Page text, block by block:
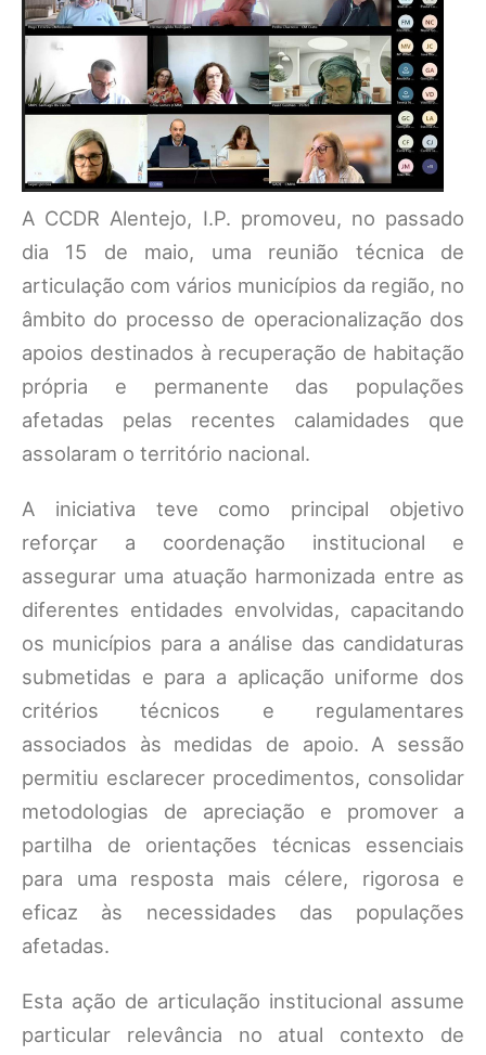
A CCDR Alentejo, I.P. promoveu, no passado
dia 15 de maio, uma reunião técnica de
articulação com vários municípios da região, no
âmbito do processo de operacionalização dos
apoios destinados à recuperação de habitação
própria e permanente das populações
afetadas pelas recentes calamidades que
assolaram o território nacional.
A iniciativa teve como principal objetivo
reforçar a coordenação institucional e
assegurar uma atuação harmonizada entre as
diferentes entidades envolvidas, capacitando
os municípios para a análise das candidaturas
submetidas e para a aplicação uniforme dos
critérios técnicos e regulamentares
associados às medidas de apoio. A sessão
permitiu esclarecer procedimentos, consolidar
metodologias de apreciação e promover a
partilha de orientações técnicas essenciais
para uma resposta mais célere, rigorosa e
eficaz às necessidades das populações
afetadas.
Esta ação de articulação institucional assume
particular relevância no atual contexto de